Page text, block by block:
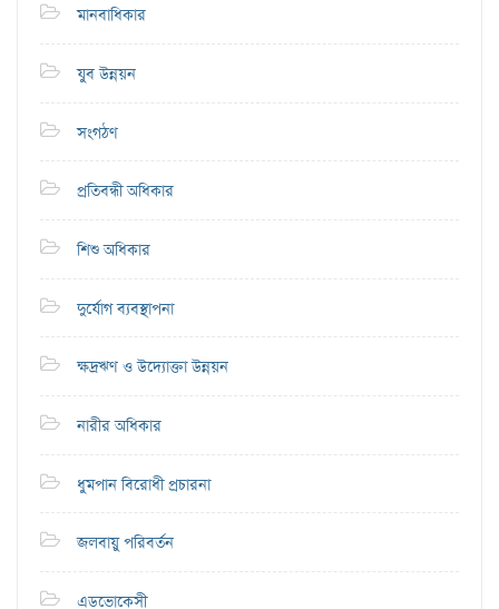
মানবাধিকার
যুব উন্নয়ন
সংগঠণ
প্রতিবন্ধী অধিকার
শিশু অধিকার
দুর্যোগ ব্যবস্থাপনা
ক্ষদ্রঋণ ও উদ্যোক্তা উন্নয়ন
নারীর অধিকার
ধুমপান বিরোধী প্রচারনা
জলবায়ু পরিবর্তন
এডভোকেসী